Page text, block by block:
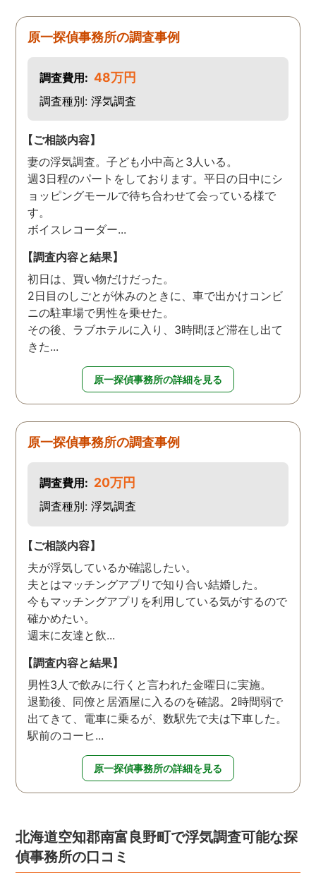
原一探偵事務所の調査事例
調査費用: 48万円
調査種別: 浮気調査
【ご相談内容】
妻の浮気調査。子ども小中高と3人いる。
週3日程のパートをしております。平日の日中にシ
ョッピングモールで待ち合わせて会っている様で
す。
ボイスレコーダー...
【調査内容と結果】
初日は、買い物だけだった。
2日目のしごとが休みのときに、車で出かけコンビ
ニの駐車場で男性を乗せた。
その後、ラブホテルに入り、3時間ほど滞在し出て
きた...
原一探偵事務所の詳細を見る
原一探偵事務所の調査事例
調査費用: 20万円
調査種別: 浮気調査
【ご相談内容】
夫が浮気しているか確認したい。
夫とはマッチングアプリで知り合い結婚した。
今もマッチングアプリを利用している気がするので
確かめたい。
週末に友達と飲...
【調査内容と結果】
男性3人で飲みに行くと言われた金曜日に実施。
退勤後、同僚と居酒屋に入るのを確認。2時間弱で
出てきて、電車に乗るが、数駅先で夫は下車した。
駅前のコーヒ...
原一探偵事務所の詳細を見る
北海道空知郡南富良野町で浮気調査可能な探
偵事務所の口コミ